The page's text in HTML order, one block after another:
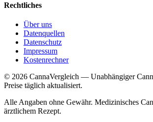
Rechtliches
Über uns
Datenquellen
Datenschutz
Impressum
Kostenrechner
© 2026 CannaVergleich — Unabhängiger
Preise täglich aktualisiert.
Alle Angaben ohne Gewähr. Medizinisches
ärztlichem Rezept.